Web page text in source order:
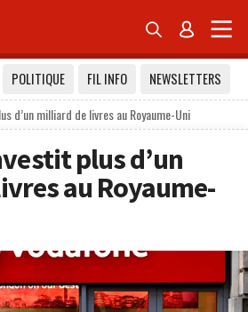
 
POLITIQUE FIL INFO
NEWSLETTERS
d’un milliard de livres au Royaume-Uni
plus d’un
au Royaume-